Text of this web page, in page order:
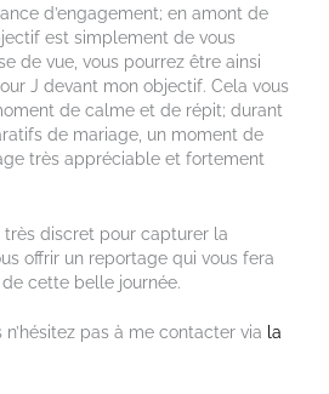
d’engagement; en amont de
est simplement de vous
de vue, vous pourrez être ainsi
J devant mon objectif. Cela vous
de calme et de répit; durant
de mariage, un moment de
très appréciable et fortement
très discret pour capturer la
offrir un reportage qui vous fera
cette belle journée.
pas à me contacter via la